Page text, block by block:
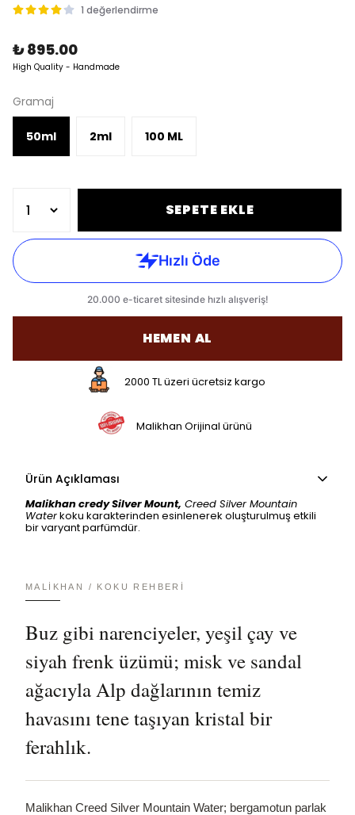
1 değerlendirme
₺ 895.00
High Quality - Handmade
Gramaj
50ml 2ml 100 ML
SEPETE EKLE
HEMEN AL
2000 TL üzeri ücretsiz kargo
Malikhan Orijinal ürünü
Ürün Açıklaması
Malikhan credy Silver Mount, Creed Silver Mountain
Waterkoku karakterinden esinlenerek oluşturulmuş etkili
bir varyant parfümdür.
MALIKHAN / KOKU REHBERI
Buz gibi narenciyeler, yeşil çay ve
siyah frenk üzümü; misk ve sandal
ağacıyla Alp dağlarının temiz
havasını tene taşıyan kristal bir
ferahlık.
Malikhan Creed Silver Mountain Water; bergamotun parlak